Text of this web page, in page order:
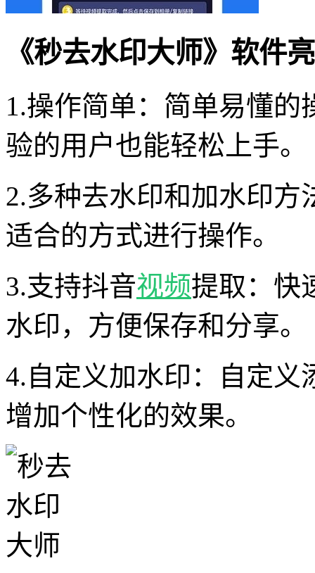
《秒去水印大师》软件
1.操作简单：简单易懂
验的用户也能轻松上手。
2.多种去水印和加水印
适合的方式进行操作。
3.支持抖音视频提取：快
水印，方便保存和分享。
4.自定义加水印：自定义
增加个性化的效果。